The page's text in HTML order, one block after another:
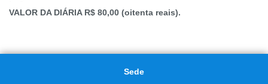
VALOR DA DIÁRIA R$ 80,00 (oitenta reais).
Sede